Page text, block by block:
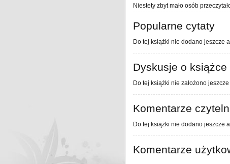
Niestety zbyt mało osób
Popularne cytaty
Do tej książki nie dodano jeszcze
Dyskusje o książce
Do tej książki nie założono
Komentarze
Do tej książki nie dodano jeszcze
Komentarze